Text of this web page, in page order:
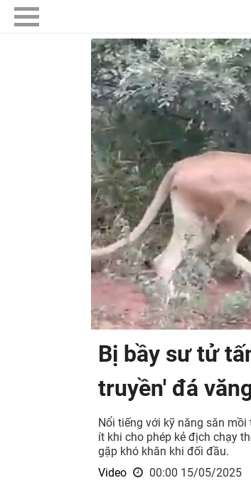
Bị bầy sư tử
truyền' đá
Nổi tiếng với kỹ năng săn
ít khi cho phép kẻ địch chạy
gặp khó khăn khi đối đầu.
Video
00:00 15/05/2025